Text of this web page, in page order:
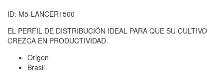
ID: M5-LANCER1500
EL PERFIL DE DISTRIBUCIÓN IDEAL PARA QUE SU CULTIVO
CREZCA EN PRODUCTIVIDAD.
Origen
Brasil